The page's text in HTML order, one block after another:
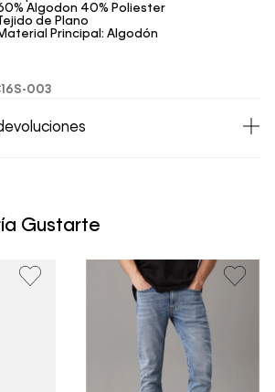
Algodon 40% Poliester
de Plano
Principal: Algodón
003
calendario tras la recepción.
devoluciones en ropa interior y
Gustarte